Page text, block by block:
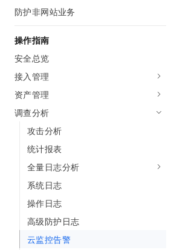
防护非网站业务
操作指南
安全总览
接入管理
资产管理
调查分析
攻击分析
统计报表
全量日志分析
系统日志
操作日志
高级防护日志
云监控告警
数据库
大数据计算
媒体服务
企业服务与云通信
域名与网站
终端用户计算
Serverless
开发工具
迁移与运维管理
专有云
上云与迁云
企业出海
政企业务